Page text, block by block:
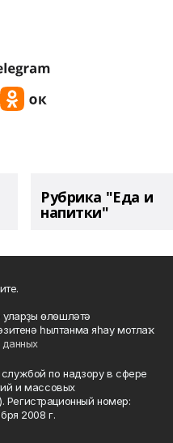
Рубрика "Еда и
напитки"
уларҙы өлөшләтә
һылтанма яһау мотлаҡ.
по надзору в сфере
и массовых
номер:
2008 г.